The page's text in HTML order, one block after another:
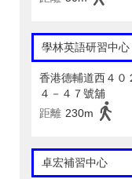
學林英語研習中心
香港德輔道西４０
４－４７號舖
距離 230m
卓宏補習中心